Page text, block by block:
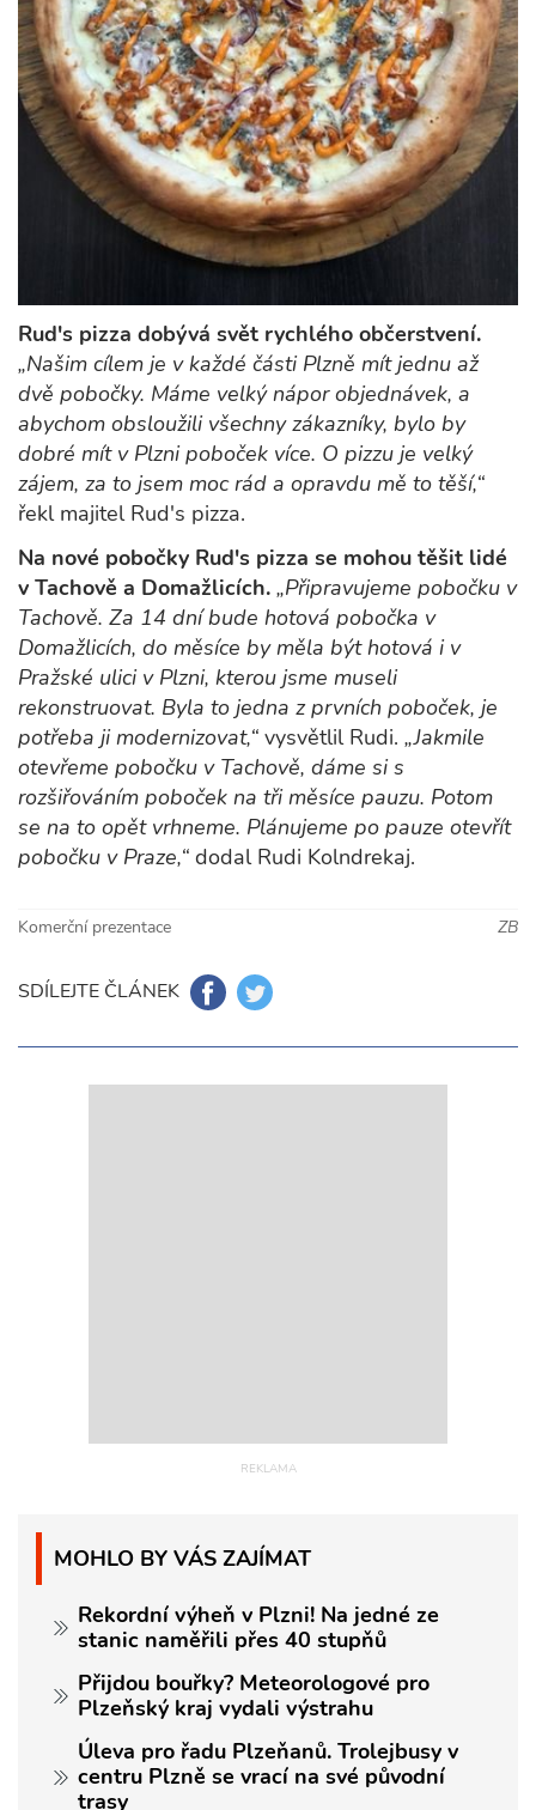
Rud's pizza dobývá svět rychlého občerstvení.
„Našim cílem je v každé části Plzně mít jednu až
dvě pobočky. Máme velký nápor objednávek, a
abychom obsloužili všechny zákazníky, bylo by
dobré mít v Plzni poboček více. O pizzu je velký
zájem, za to jsem moc rád a opravdu mě to těší,“
řekl majitel Rud's pizza.
Na nové pobočky Rud's pizza se mohou těšit lidé
v Tachově a Domažlicích. „Připravujeme pobočku v
Tachově. Za 14 dní bude hotová pobočka v
Domažlicích, do měsíce by měla být hotová i v
Pražské ulici v Plzni, kterou jsme museli
rekonstruovat. Byla to jedna z prvních poboček, je
potřeba ji modernizovat,“ vysvětlil Rudi. „Jakmile
otevřeme pobočku v Tachově, dáme si s
rozšiřováním poboček na tři měsíce pauzu. Potom
se na to opět vrhneme. Plánujeme po pauze otevřít
pobočku v Praze,“ dodal Rudi Kolndrekaj.
Komerční prezentace ZB
SDÍLEJTE ČLÁNEK
MOHLO BY VÁS ZAJÍMAT
Rekordní výheň v Plzni! Na jedné ze
stanic naměřili přes 40 stupňů
Přijdou bouřky? Meteorologové pro
Plzeňský kraj vydali výstrahu
Úleva pro řadu Plzeňanů. Trolejbusy v
centru Plzně se vrací na své původní
trasy